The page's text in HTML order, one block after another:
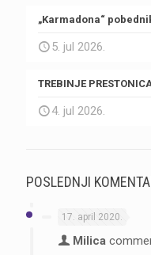
„Karmadona“
5. jul 2026.
TREBINJE
4. jul 2026.
POSLEDNJI
17. april 2020.
Milica